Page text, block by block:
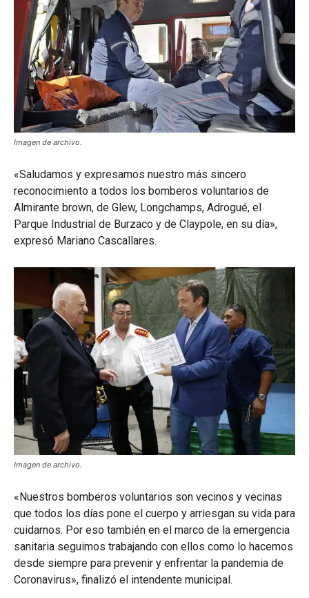
Imagen de archivo.
«Saludamos y expresamos nuestro más sincero
reconocimiento a todos los bomberos voluntarios de
Almirante brown, de Glew, Longchamps, Adrogué, el
Parque Industrial de Burzaco y de Claypole, en su día»,
expresó Mariano Cascallares.
Imagen de archivo.
«Nuestros bomberos voluntarios son vecinos y vecinas
que todos los días pone el cuerpo y arriesgan su vida para
cuidarnos. Por eso también en el marco de la emergencia
sanitaria seguimos trabajando con ellos como lo hacemos
desde siempre para prevenir y enfrentar la pandemia de
Coronavirus», finalizó el intendente municipal.